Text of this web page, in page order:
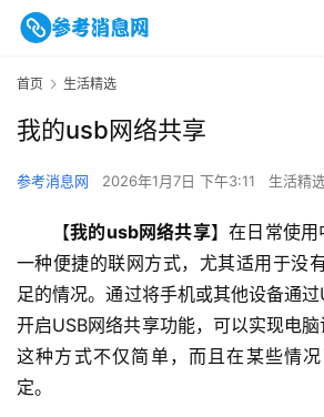
首页 生活精选
我的usb网络共享
参考消息网 2026年1月7日 下午3:11 生活精
【我的usb网络共享】在日常使用
一种便捷的联网方式，尤其适用于没
足的情况。通过将手机或其他设备通
开启USB网络共享功能，可以实现电脑
这种方式不仅简单，而且在某些情
定。